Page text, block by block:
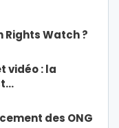
Rights Watch ?
vidéo : la
des ONG